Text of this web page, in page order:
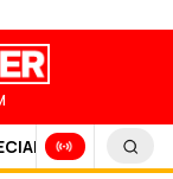
SPORTS